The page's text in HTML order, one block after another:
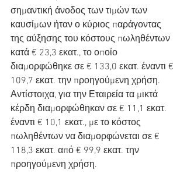
σημαντική άνοδος των τιμών των
καυσίμων ήταν ο κύριος παράγοντας
της αύξησης του κόστους πωληθέντων
κατά € 23,3 εκατ., το οποίο
διαμορφώθηκε σε € 133,0 εκατ. έναντι €
109,7 εκατ. την προηγούμενη χρήση.
Αντίστοιχα, για την Εταιρεία τα μικτά
κέρδη διαμορφώθηκαν σε € 11,1 εκατ.
έναντι € 10,1 εκατ., με το κόστος
πωληθέντων να διαμορφώνεται σε €
118,3 εκατ. από € 99,9 εκατ. την
προηγούμενη χρήση.